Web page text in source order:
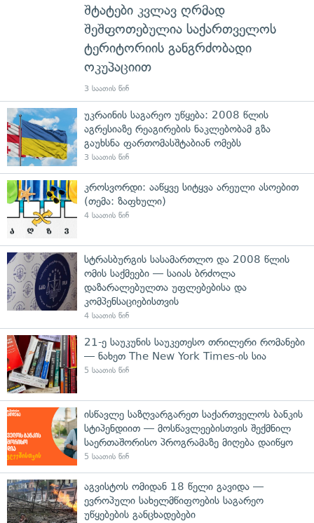
შტატები კვლავ ღრმად
შეშფოთებულია საქართველოს
ტერიტორიის განგრძობადი
ოკუპაციით
3 საათის წინ
უკრაინის საგარეო უწყება: 2008 წლის
აგრესიაზე რეაგირების ნაკლებობამ გზა
გაუხსნა ფართომასშტაბიან ომებს
3 საათის წინ
კროსვორდი: ააწყვე სიტყვა არეული ასოებით
(თემა: ზაფხული)
4 საათის წინ
სტრასბურგის სასამართლო და 2008 წლის
ომის საქმეები — საიას ბრძოლა
დაზარალებულთა უფლებებისა და
კომპენსაციებისთვის
4 საათის წინ
21-ე საუკუნის საუკეთესო თრილერი რომანები
— ნახეთ The New York Times-ის სია
5 საათის წინ
ისწავლე საზღვარგარეთ საქართველოს ბანკის
სტიპენდიით — მოსწავლეებისთვის შექმნილ
საერთაშორისო პროგრამაზე მიღება დაიწყო
5 საათის წინ
აგვისტოს ომიდან 18 წელი გავიდა —
ევროპული სახელმწიფოების საგარეო
უწყებების განცხადებები